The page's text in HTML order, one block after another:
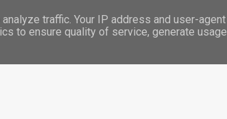
traffic. Your IP address and user-agent
to ensure quality of service, generate usage